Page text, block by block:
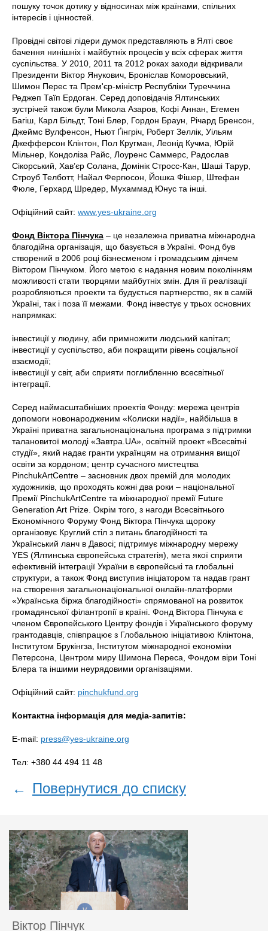
пошуку точок дотику у відносинах між країнами, спільних
інтересів і цінностей.
Провідні світові лідери думок представляють в Ялті своє
бачення нинішніх і майбутніх процесів у всіх сферах життя
суспільства. У 2010, 2011 та 2012 роках заходи відкривали
Президенти Віктор Янукович, Броніслав Коморовський,
Шимон Перес та Прем'єр-міністр Республіки Туреччина
Реджеп Таїп Ердоган. Серед доповідачів Ялтинських
зустрічей також були Микола Азаров, Кофі Аннан, Егемен
Багіш, Карл Більдт, Тоні Блер, Гордон Браун, Річард Бренсон,
Джеймс Вулфенсон, Ньют Ґінгріч, Роберт Зеллік, Уільям
Джефферсон Клінтон, Пол Кругман, Леонід Кучма, Юрій
Мільнер, Кондоліза Райс, Лоуренс Саммерс, Радослав
Сікорський, Хав’єр Солана, Домінік Стросс-Кан, Шаші Тарур,
Строуб Телботт, Найал Фергюсон, Йошка Фішер, Штефан
Фюле, Герхард Шредер, Мухаммад Юнус та інші.
Офіційний сайт: www.yes-ukraine.org
Фонд Віктора Пінчука – це незалежна приватна міжнародна
благодійна організація, що базується в Україні. Фонд був
створений в 2006 році бізнесменом і громадським діячем
Віктором Пінчуком. Його метою є надання новим поколінням
можливості стати творцями майбутніх змін. Для її реалізації
розробляються проекти та будується партнерство, як в самій
Україні, так і поза її межами. Фонд інвестує у трьох основних
напрямках:
інвестиції у людину, аби примножити людський капітал;
інвестиції у суспільство, аби покращити рівень соціальної
взаємодії;
інвестиції у світ, аби сприяти поглибленню всесвітньої
інтеграції.
Серед наймасштабніших проектів Фонду: мережа центрів
допомоги новонародженим «Колиски надії», найбільша в
Україні приватна загальнонаціональна програма з підтримки
талановитої молоді «Завтра.UA», освітній проект «Всесвітні
студії», який надає гранти українцям на отримання вищої
освіти за кордоном; центр сучасного мистецтва
PinchukArtCentre – засновник двох премій для молодих
художників, що проходять кожні два роки – національної
Премії PinchukArtCentre та міжнародної премії Future
Generation Art Prize. Окрім того, з нагоди Всесвітнього
Економічного Форуму Фонд Віктора Пінчука щороку
організовує Круглий стіл з питань благодійності та
Український ланч в Давосі; підтримує міжнародну мережу
YES (Ялтинська європейська стратегія), мета якої сприяти
ефективній інтеграції України в європейські та глобальні
структури, а також Фонд виступив ініціатором та надав грант
на створення загальнонаціональної онлайн-платформи
«Українська біржа благодійності» спрямованої на розвиток
громадянської філантропії в країні. Фонд Віктора Пінчука є
членом Європейського Центру фондів і Українського форуму
грантодавців, співпрацює з Глобальною ініціативою Клінтона,
Інститутом Брукінгза, Інститутом міжнародної економіки
Петерсона, Центром миру Шимона Переса, Фондом віри Тоні
Блера та іншими неурядовими організаціями.
Офіційний сайт: pinchukfund.org
Контактна інформація для медіа-запитів:
E-mail: press@yes-ukraine.org
Тел: +380 44 494 11 48
← Повернутися до списку
Віктор Пінчук